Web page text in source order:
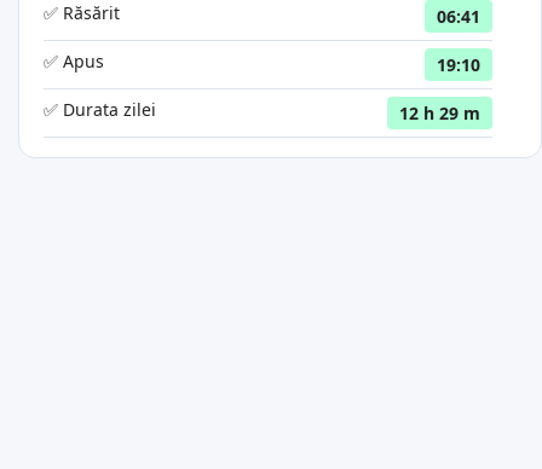
✅ Răsărit
06:41
✅ Apus
19:10
✅ Durata zilei
12 h 29 m